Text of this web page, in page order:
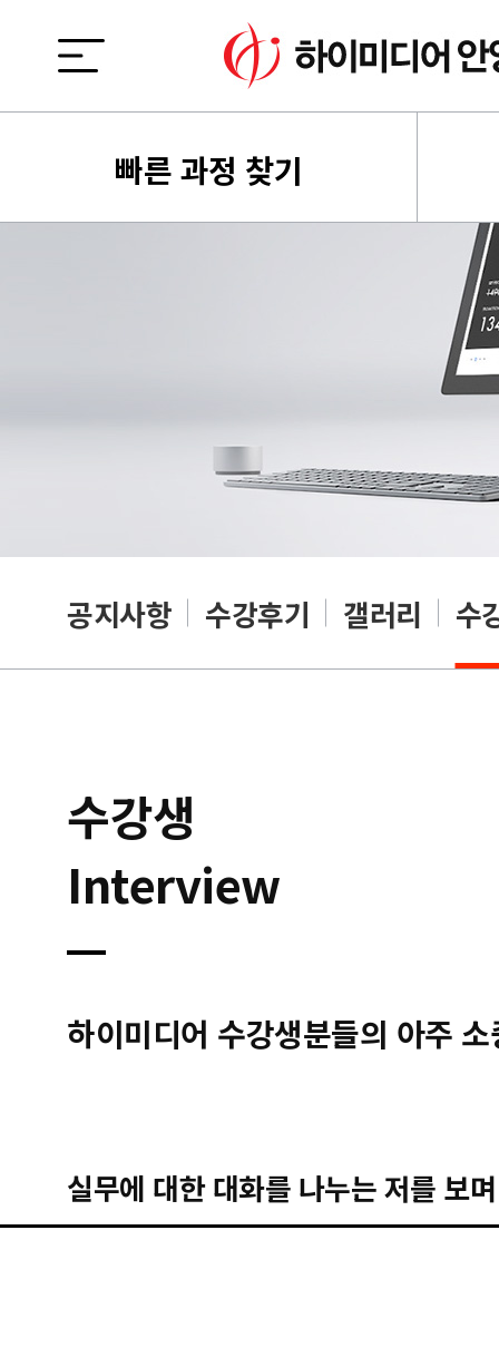
빠른 과정 찾기
공지사항 수강후기 갤러리 수
수강생
Interview
하이미디어 수강생분들의 아주
실무에 대한 대화를 나누는 저를 보